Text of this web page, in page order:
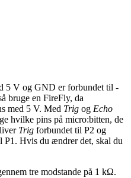
5 V og GND er forbundet til -
bruge en FireFly, da
med 5 V. Med Trig og Echo
hvilke pins på micro:bitten, de
Trig forbundet til P2 og
Hvis du ændrer det, skal du
tre modstande på 1 kΩ.